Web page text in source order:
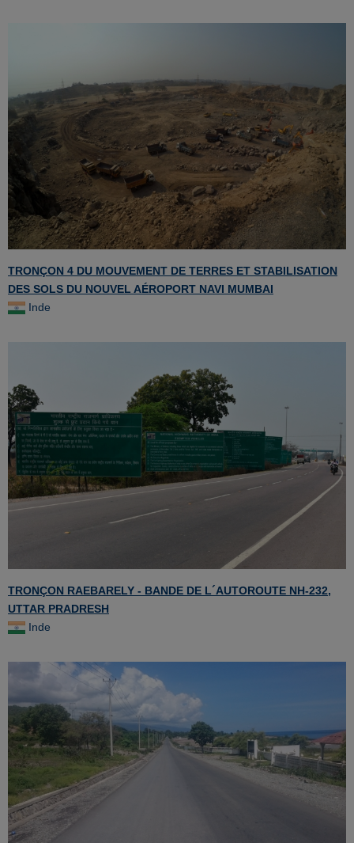
TRONÇON 4 DU MOUVEMENT DE TERRES ET STABILISATION
DES SOLS DU NOUVEL AÉROPORT NAVI MUMBAI
Inde
TRONÇON RAEBARELY - BANDE DE L´AUTOROUTE NH-232,
UTTAR PRADRESH
Inde